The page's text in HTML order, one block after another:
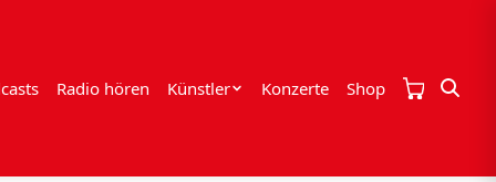
Radio hören Künstler Konzerte Shop